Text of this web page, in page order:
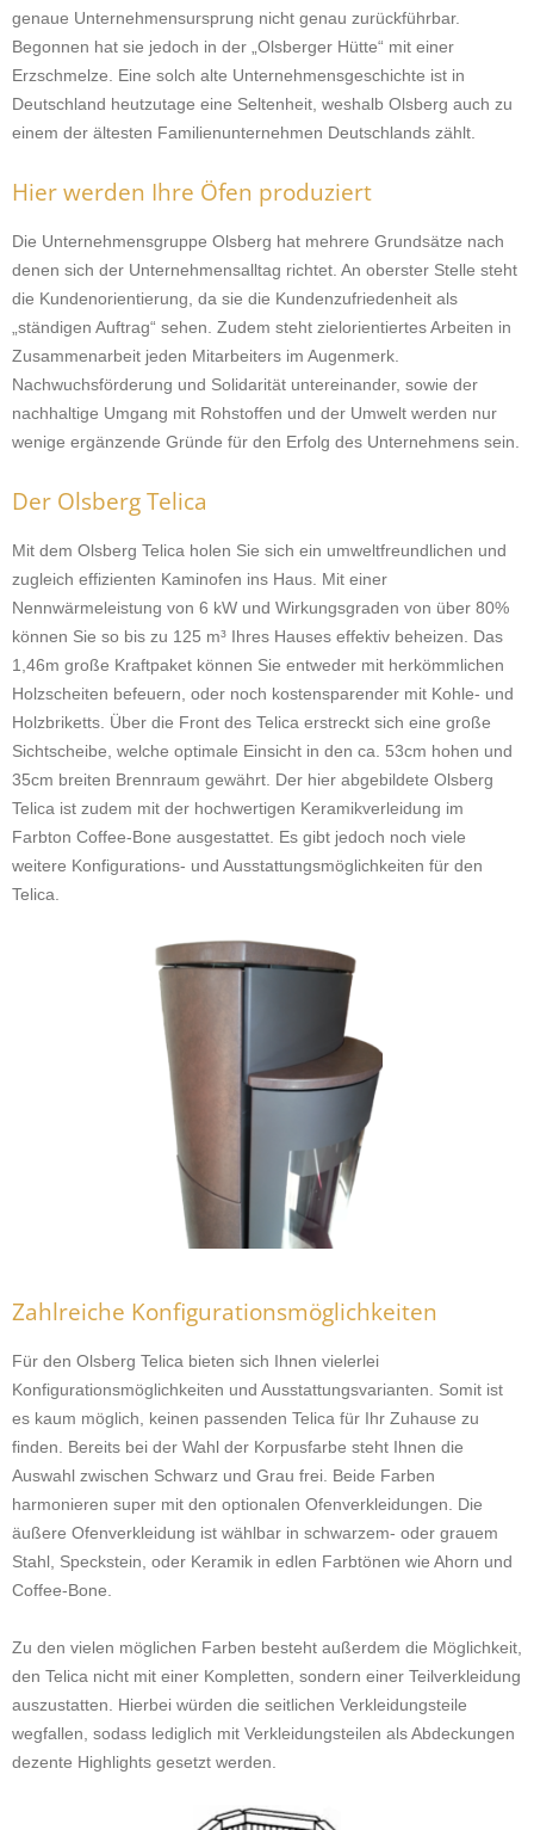
genaue Unternehmensursprung nicht genau zurückführbar.
Begonnen hat sie jedoch in der „Olsberger Hütte“ mit einer
Erzschmelze. Eine solch alte Unternehmensgeschichte ist in
Deutschland heutzutage eine Seltenheit, weshalb Olsberg auch zu
einem der ältesten Familienunternehmen Deutschlands zählt.
Hier werden Ihre Öfen produziert
Die Unternehmensgruppe Olsberg hat mehrere Grundsätze nach
denen sich der Unternehmensalltag richtet. An oberster Stelle steht
die Kundenorientierung, da sie die Kundenzufriedenheit als
„ständigen Auftrag“ sehen. Zudem steht zielorientiertes Arbeiten in
Zusammenarbeit jeden Mitarbeiters im Augenmerk.
Nachwuchsförderung und Solidarität untereinander, sowie der
nachhaltige Umgang mit Rohstoffen und der Umwelt werden nur
wenige ergänzende Gründe für den Erfolg des Unternehmens sein.
Der Olsberg Telica
Mit dem Olsberg Telica holen Sie sich ein umweltfreundlichen und
zugleich effizienten Kaminofen ins Haus. Mit einer
Nennwärmeleistung von 6 kW und Wirkungsgraden von über 80%
können Sie so bis zu 125 m³ Ihres Hauses effektiv beheizen. Das
1,46m große Kraftpaket können Sie entweder mit herkömmlichen
Holzscheiten befeuern, oder noch kostensparender mit Kohle- und
Holzbriketts. Über die Front des Telica erstreckt sich eine große
Sichtscheibe, welche optimale Einsicht in den ca. 53cm hohen und
35cm breiten Brennraum gewährt. Der hier abgebildete Olsberg
Telica ist zudem mit der hochwertigen Keramikverleidung im
Farbton Coffee-Bone ausgestattet. Es gibt jedoch noch viele
weitere Konfigurations- und Ausstattungsmöglichkeiten für den
Telica.
Zahlreiche Konfigurationsmöglichkeiten
Für den Olsberg Telica bieten sich Ihnen vielerlei
Konfigurationsmöglichkeiten und Ausstattungsvarianten. Somit ist
es kaum möglich, keinen passenden Telica für Ihr Zuhause zu
finden. Bereits bei der Wahl der Korpusfarbe steht Ihnen die
Auswahl zwischen Schwarz und Grau frei. Beide Farben
harmonieren super mit den optionalen Ofenverkleidungen. Die
äußere Ofenverkleidung ist wählbar in schwarzem- oder grauem
Stahl, Speckstein, oder Keramik in edlen Farbtönen wie Ahorn und
Coffee-Bone.
Zu den vielen möglichen Farben besteht außerdem die Möglichkeit,
den Telica nicht mit einer Kompletten, sondern einer Teilverkleidung
auszustatten. Hierbei würden die seitlichen Verkleidungsteile
wegfallen, sodass lediglich mit Verkleidungsteilen als Abdeckungen
dezente Highlights gesetzt werden.